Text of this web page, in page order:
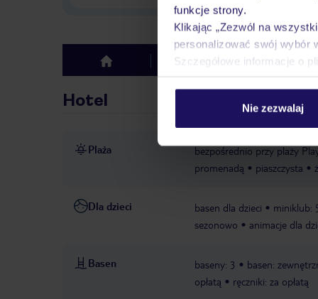
funkcje strony.
Klikając „Zezwól na
personalizować swój wybór
Szczegółowe informacje o
Nie zezwalaj
top Hotel Opinie
Hotel
Plaża
bezpośrednio przy plaży
promenadą
piaszczysta
Dla dzieci basen dla dzieci miniklub:
sezonowo
animacje dla
Basen baseny: 3 basen:
opłatą
ręczniki: za opłatą